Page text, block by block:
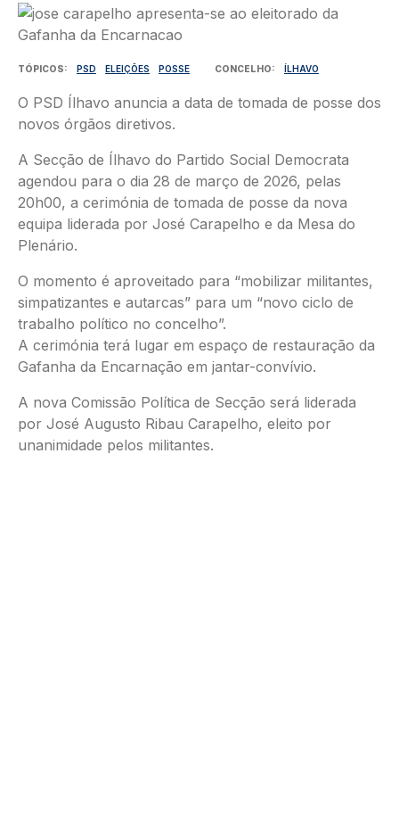
Imagem
TÓPICOS PSD ELEIÇÕES POSSE CONCELHO ÍLHAVO
O PSD Ílhavo anuncia a data de tomada de posse dos
novos órgãos diretivos.
A Secção de Ílhavo do Partido Social Democrata
agendou para o dia 28 de março de 2026, pelas
20h00, a cerimónia de tomada de posse da nova
equipa liderada por José Carapelho e da Mesa do
Plenário.
O momento é aproveitado para “mobilizar militantes,
simpatizantes e autarcas” para um “novo ciclo de
trabalho político no concelho”.
A cerimónia terá lugar em espaço de restauração da
Gafanha da Encarnação em jantar-convívio.
A nova Comissão Política de Secção será liderada
por José Augusto Ribau Carapelho, eleito por
unanimidade pelos militantes.